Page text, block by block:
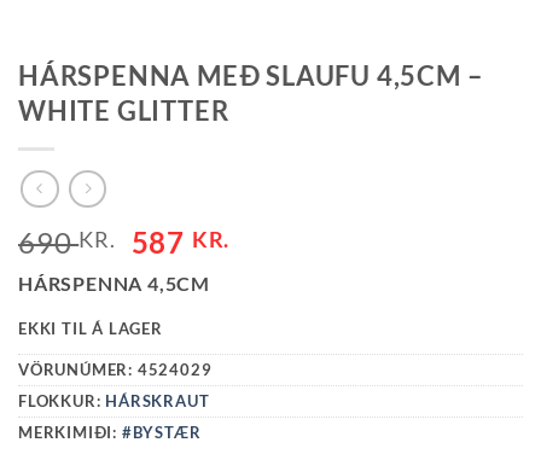
HÁRSPENNA MEÐ SLAUFU 4,5CM –
WHITE GLITTER
690KR. 587 KR.
HÁRSPENNA 4,5CM
EKKI TIL Á LAGER
VÖRUNÚMER: 4524029
FLOKKUR: HÁRSKRAUT
MERKIMIÐI: #BYSTÆR